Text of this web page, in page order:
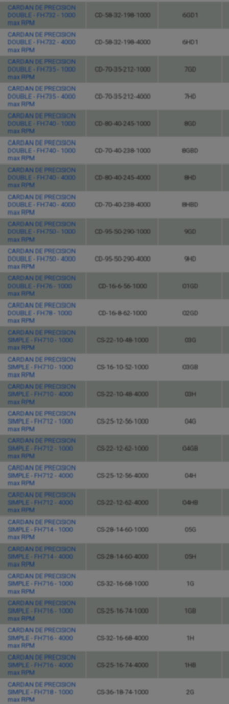
CARDAN DE PRECISION
DOUBLE - FH732 - 1000
max RPM
CD-58-32-198-1000 6GD1
CARDAN DE PRECISION
DOUBLE - FH732 - 4000
max RPM
CD-58-32-198-4000 6HD1
CARDAN DE PRECISION
DOUBLE - FH735 - 1000
max RPM
CD-70-35-212-1000 7GD
CARDAN DE PRECISION
DOUBLE - FH735 - 4000
max RPM
CD-70-35-212-4000 7HD
CARDAN DE PRECISION
DOUBLE - FH740 - 1000
max RPM
CD-80-40-245-1000 8GD
CARDAN DE PRECISION
DOUBLE - FH740 - 1000
max RPM
CD-70-40-238-1000 8GBD
CARDAN DE PRECISION
DOUBLE - FH740 - 4000
max RPM
CD-80-40-245-4000 8HD
CARDAN DE PRECISION
DOUBLE - FH740 - 4000
max RPM
CD-70-40-238-4000 8HBD
CARDAN DE PRECISION
DOUBLE - FH750 - 1000
max RPM
CD-95-50-290-1000 9GD
CARDAN DE PRECISION
DOUBLE - FH750 - 4000
max RPM
CD-95-50-290-4000 9HD
CARDAN DE PRECISION
DOUBLE - FH76 - 1000
max RPM
CD-16-6-56-1000 01GD
CARDAN DE PRECISION
DOUBLE - FH78 - 1000
max RPM
CD-16-8-62-1000 02GD
CARDAN DE PRECISION
SIMPLE - FH710 - 1000
max RPM
CS-22-10-48-1000 03G
CARDAN DE PRECISION
SIMPLE - FH710 - 1000
max RPM
CS-16-10-52-1000 03GB
CARDAN DE PRECISION
SIMPLE - FH710 - 4000
max RPM
CS-22-10-48-4000 03H
CARDAN DE PRECISION
SIMPLE - FH712 - 1000
max RPM
CS-25-12-56-1000 04G
CARDAN DE PRECISION
SIMPLE - FH712 - 1000
max RPM
CS-22-12-62-1000 04GB
CARDAN DE PRECISION
SIMPLE - FH712 - 4000
max RPM
CS-25-12-56-4000 04H
CARDAN DE PRECISION
SIMPLE - FH712 - 4000
max RPM
CS-22-12-62-4000 04HB
CARDAN DE PRECISION
SIMPLE - FH714 - 1000
max RPM
CS-28-14-60-1000 05G
CARDAN DE PRECISION
SIMPLE - FH714 - 4000
max RPM
CS-28-14-60-4000 05H
CARDAN DE PRECISION
SIMPLE - FH716 - 1000
max RPM
CS-32-16-68-1000 1G
CARDAN DE PRECISION
SIMPLE - FH716 - 1000
max RPM
CS-25-16-74-1000 1GB
CARDAN DE PRECISION
SIMPLE - FH716 - 4000
max RPM
CS-32-16-68-4000 1H
CARDAN DE PRECISION
SIMPLE - FH716 - 4000
max RPM
CS-25-16-74-4000 1HB
CARDAN DE PRECISION
SIMPLE - FH718 - 1000
max RPM
CS-36-18-74-1000 2G